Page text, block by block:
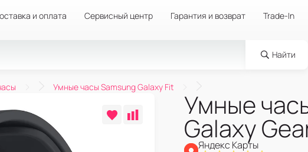
и оплата Сервисный центр Гарантия и возврат Trade-In
Найти
Умные часы Samsung Galaxy Fit
Умные
Galaxy
Яндекс Карты